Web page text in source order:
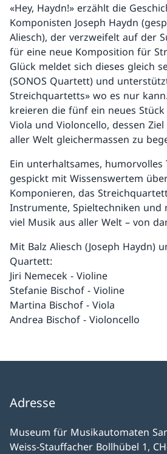
«Hey, Haydn!» erzählt die
Komponisten Joseph Haydn
Aliesch), der verzweifelt auf der
für eine neue Komposition für
Glück meldet sich dieses gleich
(SONOS Quartett) und
Streichquartetts» wo es nur
kreieren die fünf ein neues
Viola und Violoncello, dessen
aller Welt gleichermassen zu
Ein unterhaltsames, humorvolles
gespickt mit Wissenswertem
Komponieren, das
Instrumente, Spieltechniken und
viel Musik aus aller Welt – von
Mit Balz Aliesch (Joseph Haydn)
Quartett:
Jiri Nemecek - Violine
Stefanie Bischof - Violine
Martina Bischof - Viola
Andrea Bischof - Violoncello
Adresse
Museum für Musikautomaten
Weiss-Stauffacher Bollhübel 1,